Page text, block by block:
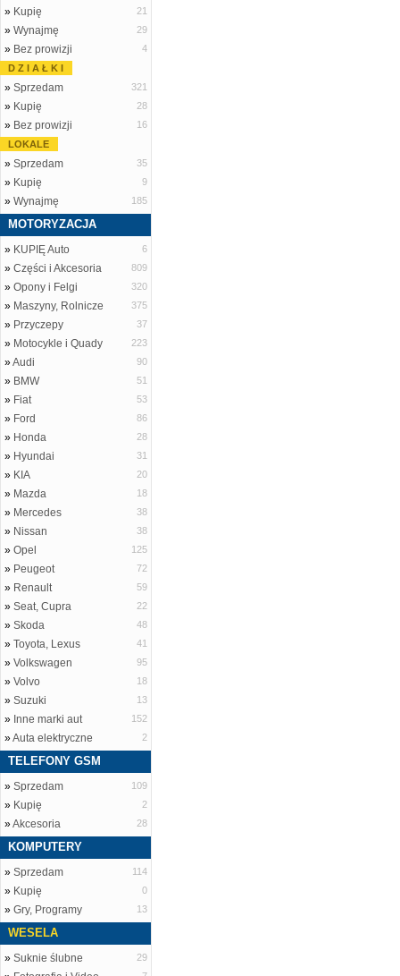
» Kupię 21
» Wynajmę 29
» Bez prowizji
4
D Z I A Ł K I
» Sprzedam 321
» Kupię 28
» Bez prowizji
16
LOKALE
» Sprzedam 35
» Kupię 9
» Wynajmę 185
MOTORYZACJA
» KUPIĘ Auto 6
» Części i Akcesoria 809
» Opony i Felgi 320
» Maszyny, Rolnicze 375
» Przyczepy 37
» Motocykle i Quady 223
»Audi 90
» BMW 51
» Fiat 53
» Ford 86
» Honda 28
» Hyundai 31
» KIA 20
» Mazda 18
» Mercedes 38
» Nissan 38
» Opel 125
» Peugeot 72
» Renault 59
» Seat, Cupra 22
» Skoda 48
» Toyota, Lexus 41
» Volkswagen 95
» Volvo 18
» Suzuki 13
» Inne marki aut 152
»Auta elektryczne 2
TELEFONY GSM
» Sprzedam 109
» Kupię 2
»Akcesoria 28
KOMPUTERY
» Sprzedam 114
» Kupię 0
» Gry, Programy 13
WESELA
» Suknie ślubne 29